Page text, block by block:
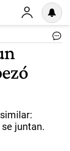
juntan.